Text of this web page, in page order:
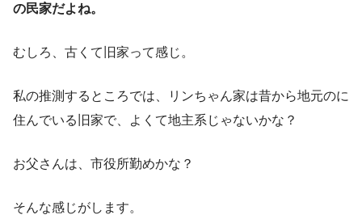
の民家だよね。
むしろ、古くて旧家って感じ。
私の推測するところでは、リンちゃん家は昔から地元のに
住んでいる旧家で、よくて地主系じゃないかな？
お父さんは、市役所勤めかな？
そんな感じがします。